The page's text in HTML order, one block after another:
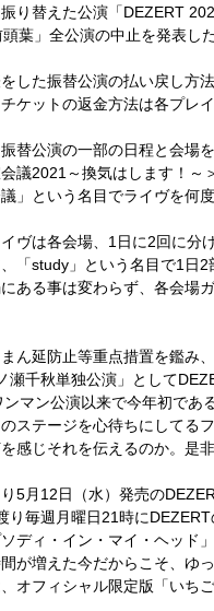
り替えた公演「DEZERT
葉」全公演の中止を発表し
した振替公演の払い戻し方
ケットの返金方法は各プレ
替公演の一部の日程と会場
議2021 ～換気はします！～
」という名目でライヴを何
ヴは各会場、 1 日に2回に分
「study 」という名目で1 日2
ある事は変わらず、各会場
ん延防止等重点措置を鑑み、
瀬千秋単独公演」として
ンマン公演以来で今年初である
ステージを心待ちにしてる
感じそれを伝えるのか。是
5月 12日（水）発売の
り毎週月曜日21時にDEZERT
ディ・イン・マイ・ヘッド」
が増えた今だからこそ、ゆ
オフィシャル限定版「いち